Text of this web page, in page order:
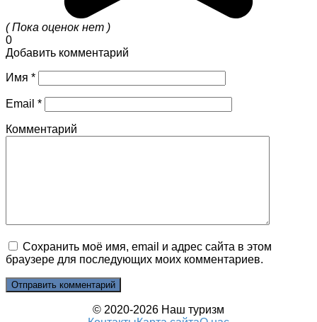
( Пока оценок нет )
0
Добавить комментарий
Имя *
Email *
Комментарий
Сохранить моё имя, email и адрес сайта в этом
браузере для последующих моих комментариев.
© 2020-2026 Наш туризм